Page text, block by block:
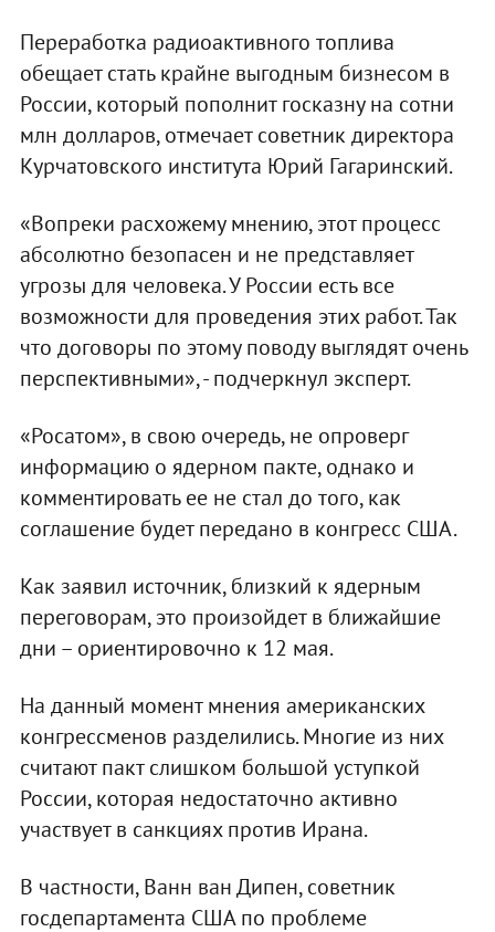
Переработка радиоактивного топлива
обещает стать крайне выгодным бизнесом в
России, который пополнит госказну на сотни
млн долларов, отмечает советник директора
Курчатовского института Юрий Гагаринский.
«Вопреки расхожему мнению, этот процесс
абсолютно безопасен и не представляет
угрозы для человека. У России есть все
возможности для проведения этих работ. Так
что договоры по этому поводу выглядят очень
перспективными», - подчеркнул эксперт.
«Росатом», в свою очередь, не опроверг
информацию о ядерном пакте, однако и
комментировать ее не стал до того, как
соглашение будет передано в конгресс США.
Как заявил источник, близкий к ядерным
переговорам, это произойдет в ближайшие
дни – ориентировочно к 12 мая.
На данный момент мнения американских
конгрессменов разделились. Многие из них
считают пакт слишком большой уступкой
России, которая недостаточно активно
участвует в санкциях против Ирана.
В частности, Ванн ван Дипен, советник
госдепартамента США по проблеме